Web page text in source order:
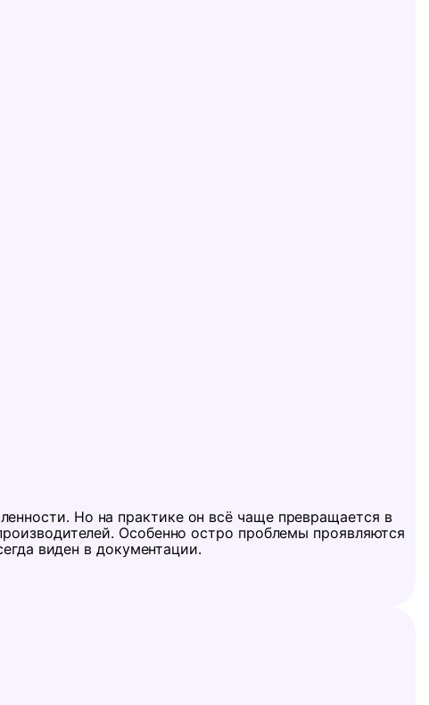
Но на практике он всё чаще превращается в
Особенно остро проблемы проявляются
виден в документации.